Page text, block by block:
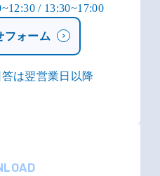
/ 13:30~17:00
フォーム
は翌営業日以降